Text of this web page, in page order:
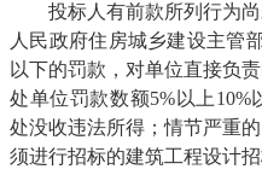
投标人有前款所列行为
人民政府住房城乡建设主
以下的罚款，对单位直接负
处单位罚款数额5%以上
处没收违法所得；情节严重
须进行招标的建筑工程设计